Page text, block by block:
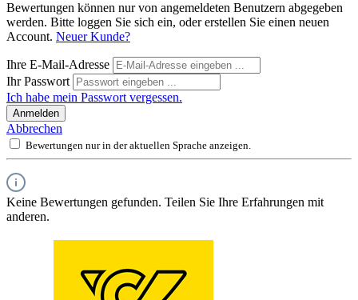
Bewertungen können nur von angemeldeten Benutzern abgegeben
werden. Bitte loggen Sie sich ein, oder erstellen Sie einen neuen
Account. Neuer Kunde?
Ihre E-Mail-Adresse
Ihr Passwort
Ich habe mein Passwort vergessen.
Anmelden
Abbrechen
Bewertungen nur in der aktuellen Sprache anzeigen.
Keine Bewertungen gefunden. Teilen Sie Ihre Erfahrungen mit
anderen.